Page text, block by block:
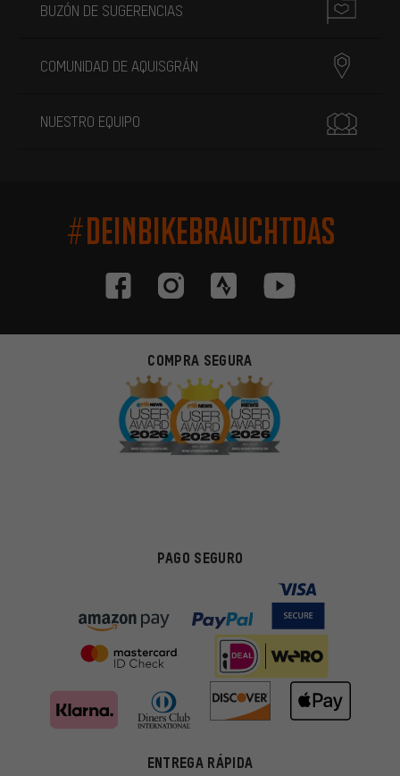
BUZÓN DE SUGERENCIAS
COMUNIDAD DE AQUISGRÁN
NUESTRO EQUIPO
#DEINBIKEBRAUCHTDAS
COMPRA SEGURA
PAGO SEGURO
ENTREGA RÁPIDA